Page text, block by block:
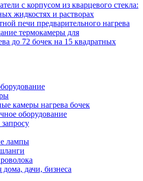
с корпусом из кварцевого стекла:
жидкостях и растворах
печи предварительного нагрева
термокамеры для
до 72 бочек на 15 квадратных
камеры нагрева бочек
оборудование
лампы
дома, дачи, бизнеса